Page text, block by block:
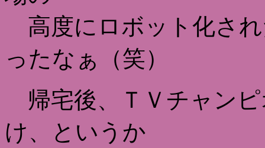
高度にロボット化さ
ったなぁ（笑）
帰宅後、ＴＶチャン
け、というか